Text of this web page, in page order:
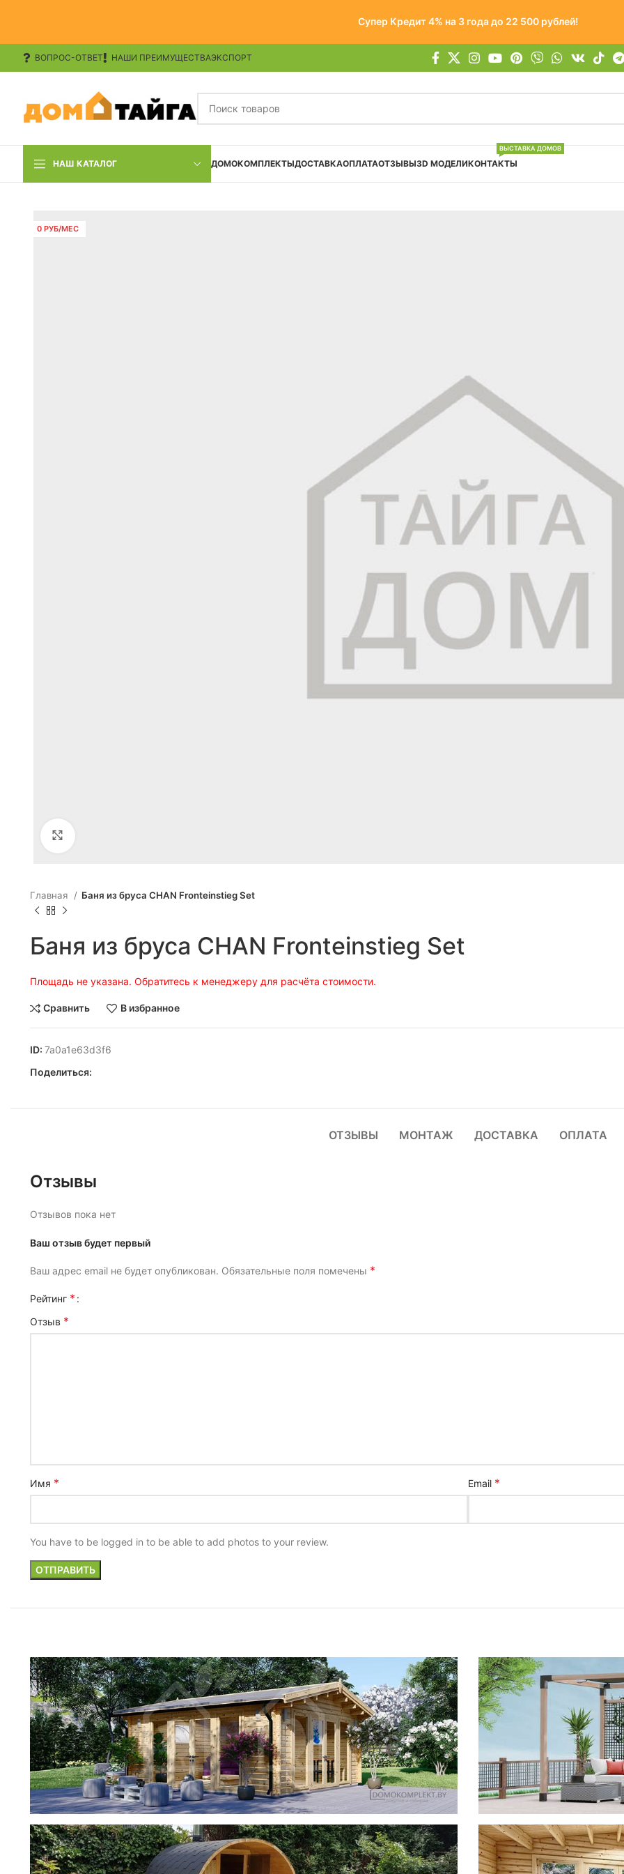
Супер Кредит 4% на 3 года до 22 500 рублей!
ВОПРОС-ОТВЕТ НАШИ ПРЕИМУЩЕСТВАЭКСПОРТ
НАШ КАТАЛОГ ДОМОКОМПЛЕКТЫДОСТАВКАОПЛАТАОТЗЫВЫ3D МОДЕЛИКОНТАКТЫ
ВЫСТАВКА ДОМОВ
0 РУБ/МЕС
Главная Баня из бруса CHAN Fronteinstieg Set
Баня из бруса CHAN Fronteinstieg Set
Площадь не указана. Обратитесь к менеджеру для расчёта стоимости.
Сравнить В избранное
ID: 7a0a1e63d3f6
Поделиться:
ОТЗЫВЫ МОНТАЖ ДОСТАВКА ОПЛАТА
Отзывы
Отзывов пока нет
Ваш отзыв будет первый
Ваш адрес email не будет опубликован. Обязательные поля помечены *
Рейтинг *
Отзыв *
Имя * Email *
You have to be logged in to be able to add photos to your review.
фотогалерея